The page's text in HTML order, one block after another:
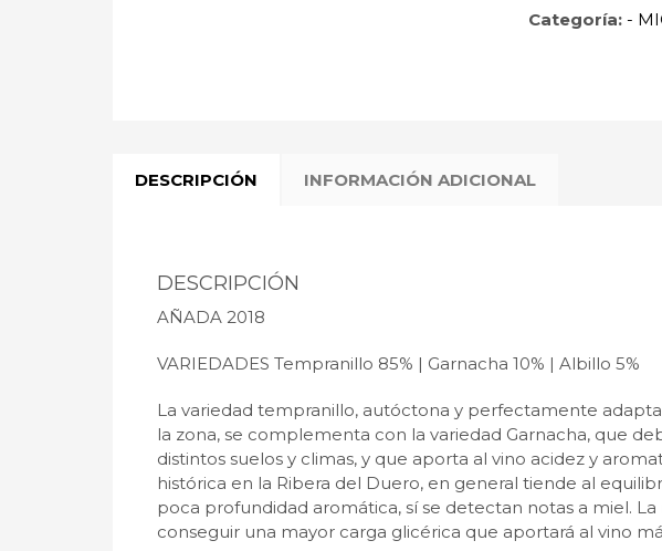
Categoría: -
DESCRIPCIÓN INFORMACIÓN ADICIONAL
DESCRIPCIÓN
AÑADA 2018
VARIEDADES Tempranillo 85% | Garnacha 10% | Albillo 5%
La variedad tempranillo, autóctona y perfectamente
la zona, se complementa con la variedad Garnacha, que
distintos suelos y climas, y que aporta al vino acidez y
histórica en la Ribera del Duero, en general tiende al
poca profundidad aromática, sí se detectan notas a miel.
conseguir una mayor carga glicérica que aportará al vino